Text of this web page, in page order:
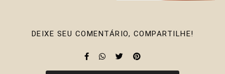
DEIXE SEU COMENTÁRIO, COMPARTILHE!